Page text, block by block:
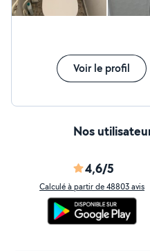
Voir le profil
Nos
4,6/5
Calculé à partir de 48803 avis